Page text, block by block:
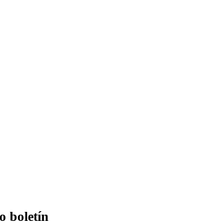
boletín